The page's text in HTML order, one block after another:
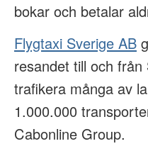
bokar och betalar
Flygtaxi Sverige AB
resandet till och
trafikera många av
1.000.000
Cabonline Group.